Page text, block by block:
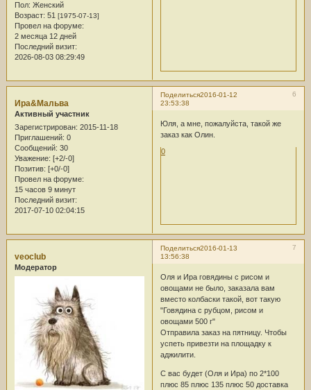
Пол: Женский
Возраст: 51 [1975-07-13]
Провел на форуме:
2 месяца 12 дней
Последний визит:
2026-08-03 08:29:49
Поделиться 6
2016-01-12
23:53:38
Ира&Мальва
Активный участник
Зарегистрирован: 2015-11-18
Приглашений: 0
Сообщений: 30
Уважение: [+2/-0]
Позитив: [+0/-0]
Провел на форуме:
15 часов 9 минут
Последний визит:
2017-07-10 02:04:15
Юля, а мне, пожалуйста, такой же
заказ как Олин.
0
Поделиться 7
2016-01-13
13:56:38
veoclub
Модератор
Оля и Ира говядины с рисом и
овощами не было, заказала вам
вместо колбаски такой, вот такую
"Говядина с рубцом, рисом и
овощами 500 г"
Отправила заказ на пятницу. Чтобы
успеть привезти на площадку к
аджилити.
С вас будет (Оля и Ира) по 2*100
плюс 85 плюс 135 плюс 50 доставка